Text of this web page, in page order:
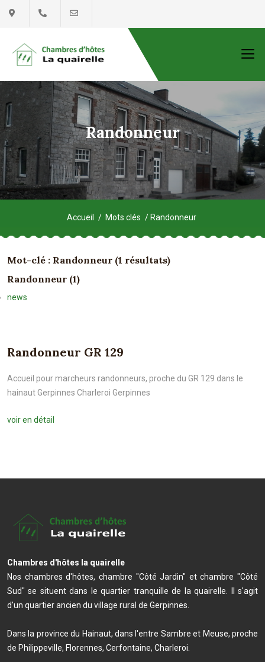
Randonneur
Accueil Mots clés Randonneur
Mot-clé : Randonneur (1 résultats)
Randonneur (1)
news
Randonneur GR 129
Accueil pour marcheurs randonneurs, proche du GR 129 dans le
hainaut Gerpinnes Charleroi Gerpinnes
voir en détail
Chambres d'hôtes la quairelle
Nos chambres d'hôtes, chambre "Côté Jardin" et chambre "Côté
Sud" se situent dans le quartier tranquille de la quairelle. Il s'agit
d'un quartier ancien du village rural de Gerpinnes.
Dans la province du Hainaut, dans l'entre Sambre et Meuse, proche
de Philippeville, Florennes, Cerfontaine, Charleroi.